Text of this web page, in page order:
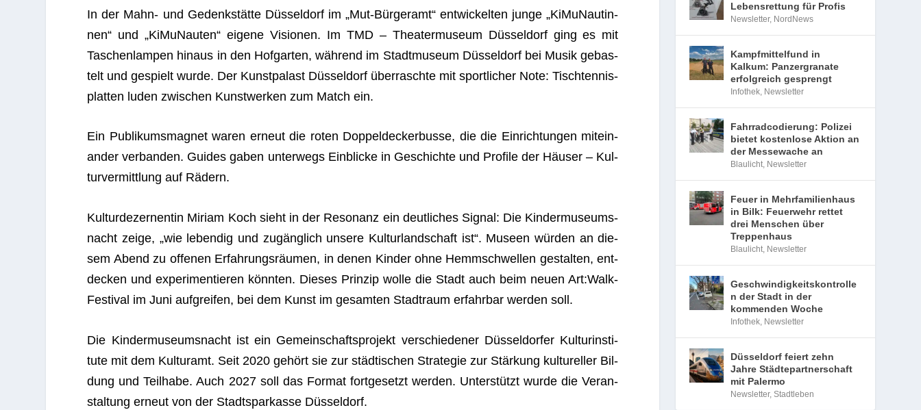
In der Mahn- und Gedenk­stätte Düs­sel­dorfim „Mut-Bür­ger­amt“ ent­wi­ckel­ten junge „KiMuNau­tin­
nen“ und „KiMuNau­ten“ eigene Visio­nen. Im TMD – Thea­ter­mu­seum Düs­sel­dorfging es mit
Taschen­lam­pen hin­aus in den Hof­gar­ten, wäh­rend im Stadt­mu­seum Düs­sel­dorfbei Musik gebas­
telt und gespielt wurde. Der Kunst­pa­last Düs­sel­dorf über­raschte mit sport­li­cher Note: Tisch­ten­nis­
plat­ten luden zwi­schen Kunst­wer­ken zum Match ein.
Ein Publi­kums­ma­gnet waren erneut die roten Dop­pel­de­cker­busse, die die Ein­rich­tun­gen mit­ein­
an­der ver­ban­den. Gui­des gaben unter­wegs Ein­bli­cke in Geschichte und Pro­file der Häu­ser – Kul­
tur­ver­mitt­lung auf Rädern.
Kul­tur­de­zer­nen­tin Miriam Koch sieht in der Reso­nanz ein deut­li­ches Signal: Die Kin­der­mu­se­ums­
nacht zeige, „wie leben­dig und zugäng­lich unsere Kul­tur­land­schaft ist“. Museen wür­den an die­
sem Abend zu offe­nen Erfah­rungs­räu­men, in denen Kin­der ohne Hemm­schwel­len gestal­ten, ent­
de­cken und expe­ri­men­tie­ren könn­ten. Die­ses Prin­zip wolle die Stadt auch beim neuen Art:Walk-
Festival im Juni auf­grei­fen, bei dem Kunst im gesam­ten Stadt­raum erfahr­bar wer­den soll.
Die Kin­der­mu­se­ums­nacht ist ein Gemein­schafts­pro­jekt ver­schie­de­ner Düs­sel­dor­fer Kul­tur­in­sti­
tute mit dem Kul­tur­amt. Seit 2020 gehört sie zur städ­ti­schen Stra­te­gie zur Stär­kung kul­tu­rel­ler Bil­
dung und Teil­habe. Auch 2027 soll das For­mat fort­ge­setzt wer­den. Unter­stützt wurde die Ver­an­
stal­tung erneut von der Stadt­spar­kasse Düs­sel­dorf.
Lebensrettung für Profis
Newsletter, NordNews
Kampfmittelfund in
Kalkum: Panzergranate
erfolgreich gesprengt
Infothek, Newsletter
Fahrradcodierung: Polizei
bietet kostenlose Aktion an
der Messewache an
Blaulicht, Newsletter
Feuer in Mehrfamilienhaus
in Bilk: Feuerwehr rettet
drei Menschen über
Treppenhaus
Blaulicht, Newsletter
Geschwindigkeitskontrolle
n der Stadt in der
kommenden Woche
Infothek, Newsletter
Düsseldorf feiert zehn
Jahre Städtepartnerschaft
mit Palermo
Newsletter,Stadtleben